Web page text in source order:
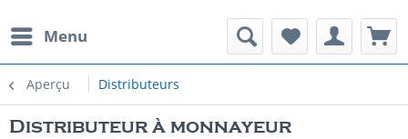
Menu
Aperçu Distributeurs
Distributeur à monnayeur